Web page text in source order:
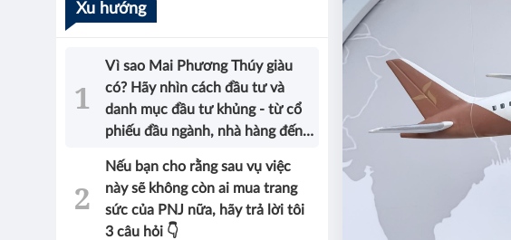
Xu hướng
Vì sao Mai Phương Thúy giàu
có? Hãy nhìn cách đầu tư và
danh mục đầu tư khủng - từ cổ
phiếu đầu ngành, nhà hàng đến
được câu trả lời!
Nếu bạn cho rằng sau vụ việc
này sẽ không còn ai mua trang
sức của PNJ nữa, hãy trả lời tôi
3 câu hỏi 👇